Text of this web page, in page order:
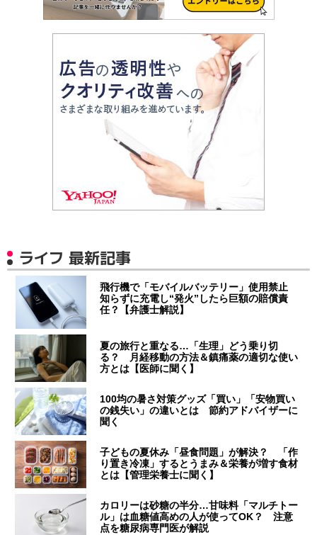
ライフ 最新記事
飛行機で「モバイルバッテリー」使用禁止
知らずに充電し“発火”したら巨額の賠償責
任？【弁護士解説】
夏の旅行と重なる…「生理」どう乗り切
る？ 月経移動の方法＆鎮痛薬の適切な使い
方とは【医師に聞く】
100均の暑さ対策グッズ「買い」「安物買い
の銭失い」の違いとは 節約アドバイザーに
聞く
子どもの夏休み「昼食問題」が解決？ 「作
り置き冷凍」するとうまみ＆栄養が増す食材
とは【管理栄養士に聞く】
カロリーは砂糖の半分…甘味料「マルチトー
ル」は血糖値高めの人が使ってOK？ 注意
点を糖尿病専門医が解説